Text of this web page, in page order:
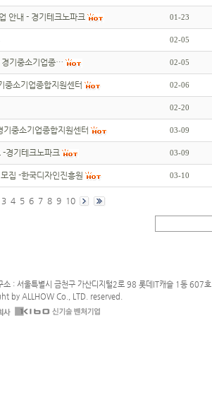
안내 - 경기테크노파크 01-23
02-05
경기중소기업종… 02-05
중소기업종합지원센터 02-06
02-20
중소기업종합지원센터 03-09
-경기테크노파크 03-09
집 -한국디자인진흥원 03-10
3 4 5 6 7 8 9 10
: 서울특별시 금천구 가산디지털2로 98 롯데IT캐슬 1동 607호
ALLHOW Co., LTD. reserved.